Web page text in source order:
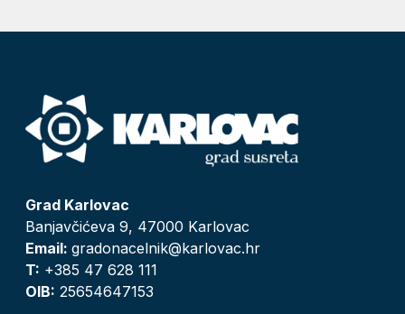
Grad Karlovac
Banjavčićeva 9, 47000 Karlovac
Email: gradonacelnik@karlovac.hr
T: +385 47 628 111
OIB: 25654647153